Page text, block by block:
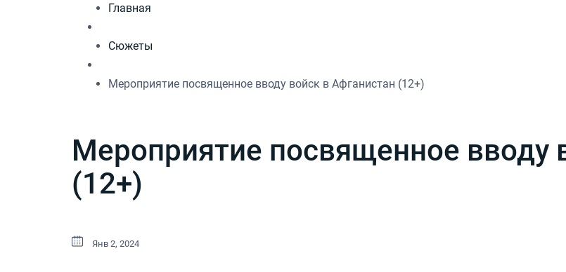
Главная
Сюжеты
Мероприятие посвященное вводу войск в Афганистан (12+)
Мероприятие посвященное вводу
(12+)
Янв 2, 2024